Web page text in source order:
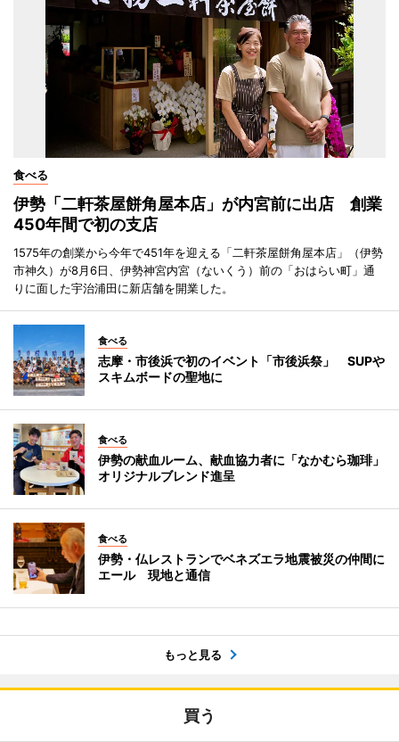
食べる
伊勢「二軒茶屋餅角屋本店」が内宮前に出店 創業
450年間で初の支店
1575年の創業から今年で451年を迎える「二軒茶屋餅角屋本店」（伊勢
市神久）が8月6日、伊勢神宮内宮（ないくう）前の「おはらい町」通
りに面した宇治浦田に新店舗を開業した。
食べる
志摩・市後浜で初のイベント「市後浜祭」 SUPや
スキムボードの聖地に
食べる
伊勢の献血ルーム、献血協力者に「なかむら珈琲」
オリジナルブレンド進呈
食べる
伊勢・仏レストランでベネズエラ地震被災の仲間に
エール 現地と通信
もっと見る
買う